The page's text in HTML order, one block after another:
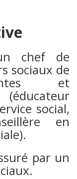
chef de
sociaux de
et
social,
en
par un